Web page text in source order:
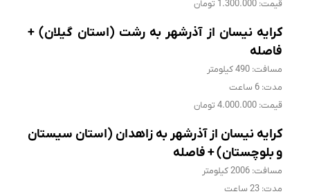
قیمت: 1.300.000 تومان
کرایه نیسان از آذرشهر به رشت (استان گیلان) +
فاصله
مسافت: 490 کیلومتر
مدت: 6 ساعت
قیمت: 4.000.000 تومان
کرایه نیسان از آذرشهر به زاهدان (استان سیستان
و بلوچستان) + فاصله
مسافت: 2006 کیلومتر
مدت: 23 ساعت